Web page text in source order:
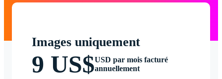
Images uniquement
9 US$USD par mois facturé
annuellement